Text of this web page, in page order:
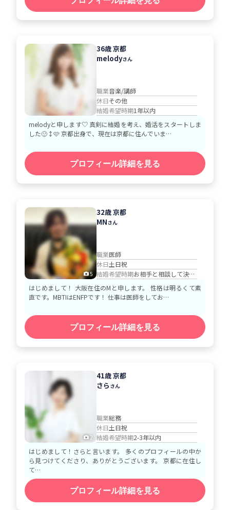
36歳 京都
melodyさん
職業音楽/講師
休日その他
結婚希望時期1年以内
melodyと申します♡ 真剣に結婚を考え、婚活をスタートしま
した🙂‍↕️🩷 京都出身で、現在は京都に住んでいま…
プロフィール詳細を見る
5
32歳 京都
MNさん
職業医師
休日土日祝
結婚希望時期
お相手と相談して決める
はじめまして！ 大阪在住のMと申します。 性格は明るくて素
直です。MBTIはENFPです！ 仕事は医師をしてお…
プロフィール詳細を見る
2
41歳 京都
さら さん
職業総務
休日土日祝
結婚希望時期2-3年以内
はじめまして！さらと言います。 多くのプロフィールの中か
ら見つけてくださり、ありがとうございます。 ​京都に在住し
て…
プロフィール詳細を見る